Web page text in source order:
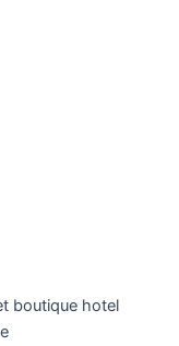
boutique hotel